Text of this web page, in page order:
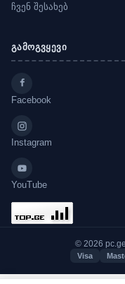
ჩვენ შესახებ
გამოგვყევი
Facebook
Instagram
YouTube
© 2026
Visa